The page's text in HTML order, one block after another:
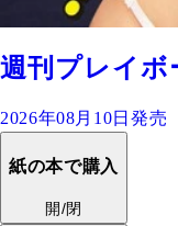
週刊プレイボ
2026年08月10日発売
紙の本で購入
開/閉